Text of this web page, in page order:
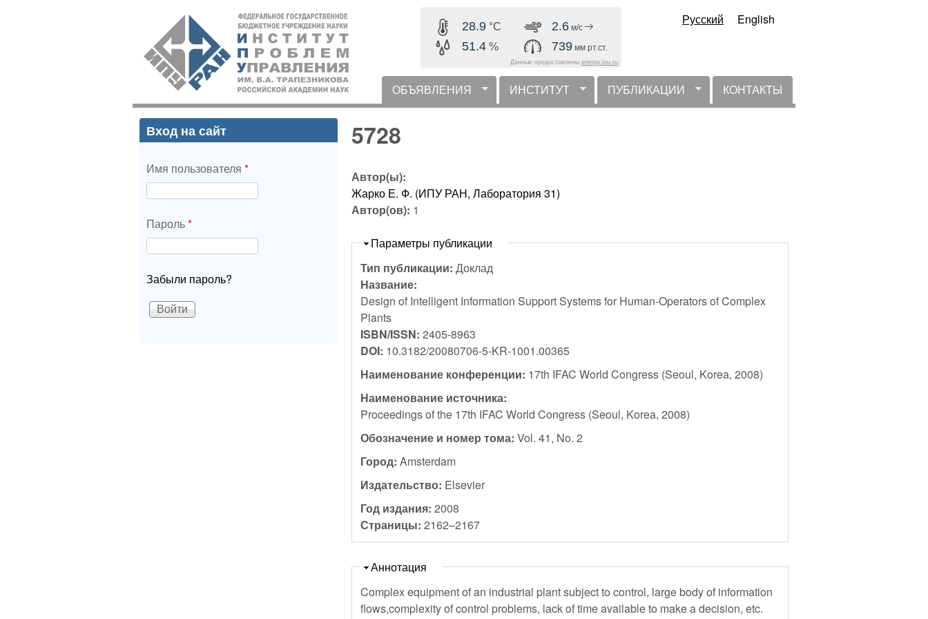
содержанию
ИПУ
РАН
28.9 °C
51.4 %
2.6 м/с
739 мм рт.ст.
Данные предоставлены energy.ipu.ru
Русский English
горизонтальное меню
ОБЪЯВЛЕНИЯ ИНСТИТУТ ПУБЛИКАЦИИ КОНТАКТЫ
5728
Автор(ы):
Жарко Е. Ф. (ИПУ РАН, Лаборатория 31)
Автор(ов): 1
Скрыть
Параметры публикации
Тип публикации:Доклад
Название:
Design of Intelligent Information Support Systems for Human-Operators of Complex
Plants
ISBN/ISSN:2405-8963
DOI: 10.3182/20080706-5-KR-1001.00365
Наименование конференции: 17th IFAC World Congress (Seoul, Korea, 2008)
Наименование источника:
Proceedings of the 17th IFAC World Congress (Seoul, Korea, 2008)
Обозначение и номер тома:Vol. 41, No. 2
Город:Amsterdam
Издательство: Elsevier
Год издания:2008
Страницы:2162–2167
Скрыть
Аннотация
Complex equipment of an industrial plant subject to control, large body of information
flows,complexity of control problems, lack of time available to make a decision, etc.
Вход на сайт
Имя пользователя *
Пароль*
Забыли пароль?